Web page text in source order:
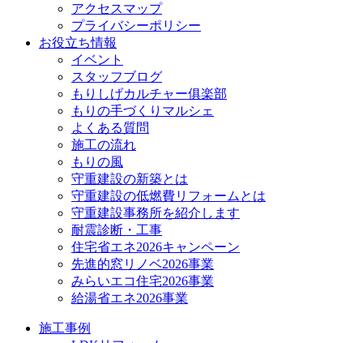
アクセスマップ
プライバシーポリシー
お役立ち情報
イベント
スタッフブログ
もりしげカルチャー俱楽部
もりの手づくりマルシェ
よくある質問
施工の流れ
もりの風
守重建設の新築とは
守重建設の低燃費リフォームとは
守重建設事務所を紹介します
耐震診断・工事
住宅省エネ2026キャンペーン
先進的窓リノベ2026事業
みらいエコ住宅2026事業
給湯省エネ2026事業
施工事例